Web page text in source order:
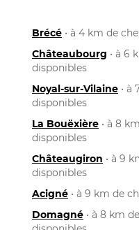
Brécé • à 4 km de
Châteaubourg • à 6
disponibles
Noyal-sur-Vilaine • à
disponibles
La Bouëxière • à 8
disponibles
Châteaugiron • à 9
disponibles
Acigné • à 9 km de
Domagné • à 8 km